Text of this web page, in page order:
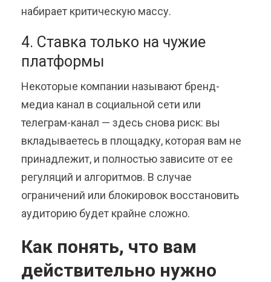
набирает критическую массу.
4. Ставка только на чужие
платформы
Некоторые компании называют бренд-
медиа канал в социальной сети или
телеграм-канал — здесь снова риск: вы
вкладываетесь в площадку, которая вам не
принадлежит, и полностью зависите от ее
регуляций и алгоритмов. В случае
ограничений или блокировок восстановить
аудиторию будет крайне сложно.
Как понять, что вам
действительно нужно